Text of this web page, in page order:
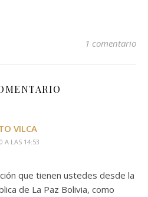
1 comentario
VILCA
A LAS 14:53
que tienen ustedes desde la
de La Paz Bolivia, como